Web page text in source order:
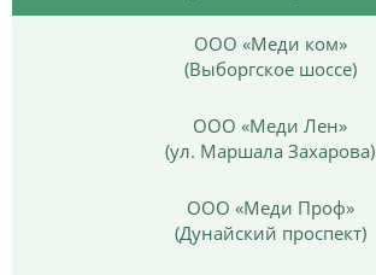
ООО «Меди ком»
(Выборгское шоссе)
ООО «Меди Лен»
(ул. Маршала Захарова)
ООО «Меди Проф»
(Дунайский проспект)